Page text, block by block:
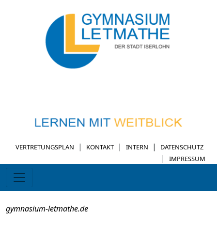
VERTRETUNGSPLAN | KONTAKT | INTERN | DATENSCHUTZ
| IMPRESSUM
gymnasium-letmathe.de